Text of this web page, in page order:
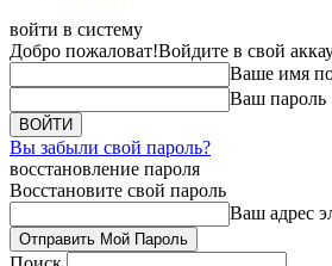
войти в систему
Добро пожаловат!Войдите в свой
Ваше имя
Ваш пароль
Вы забыли свой пароль?
восстановление пароля
Восстановите свой пароль
Ваш адрес